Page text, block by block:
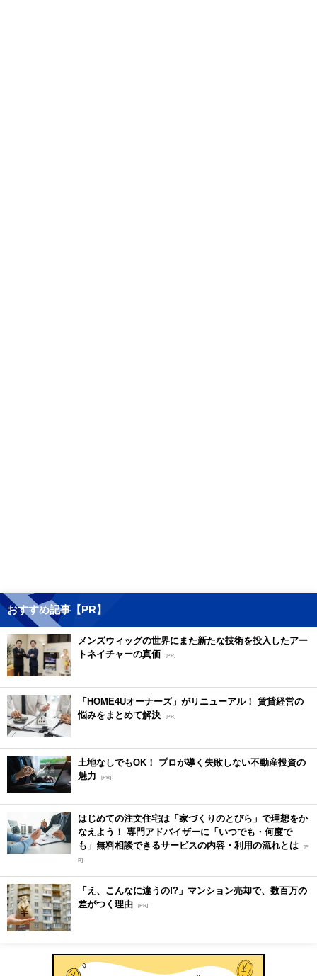
おすすめ記事【PR】
メンズウィッグの世界にまた新たな技術を投入したアー
トネイチャーの真価 [PR]
「HOME4Uオーナーズ」がリニューアル！ 賃貸経営の
悩みをまとめて解決 [PR]
土地なしでもOK！ プロが導く失敗しない不動産投資の
魅力
[PR]
はじめての注文住宅は「家づくりのとびら」で理想をか
なえよう！ 専門アドバイザーに「いつでも・何度で
も」無料相談できるサービスの内容・利用の流れとは [P
R]
「え、こんなに違うの!?」マンション売却で、数百万の
差がつく理由 [PR]